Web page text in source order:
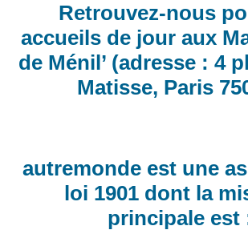
Retrouvez-nous
accueils de jour aux
de Ménil’ (adresse : 4
Matisse, Paris
autremonde est une
loi 1901 dont la
principale est